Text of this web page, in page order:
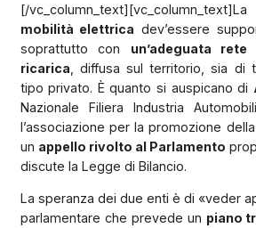
[/
mobilità elettrica dev’essere
soprattutto con un’adeguata
ricarica , diffusa sul territorio, sia di
tipo privato. È quanto si auspicano di
Nazionale Filiera Industria
l’associazione per la promozione
un appello rivolto al Parlamento
discute la Legge di Bilancio.
La speranza dei due enti è di «veder
parlamentare che prevede un piano